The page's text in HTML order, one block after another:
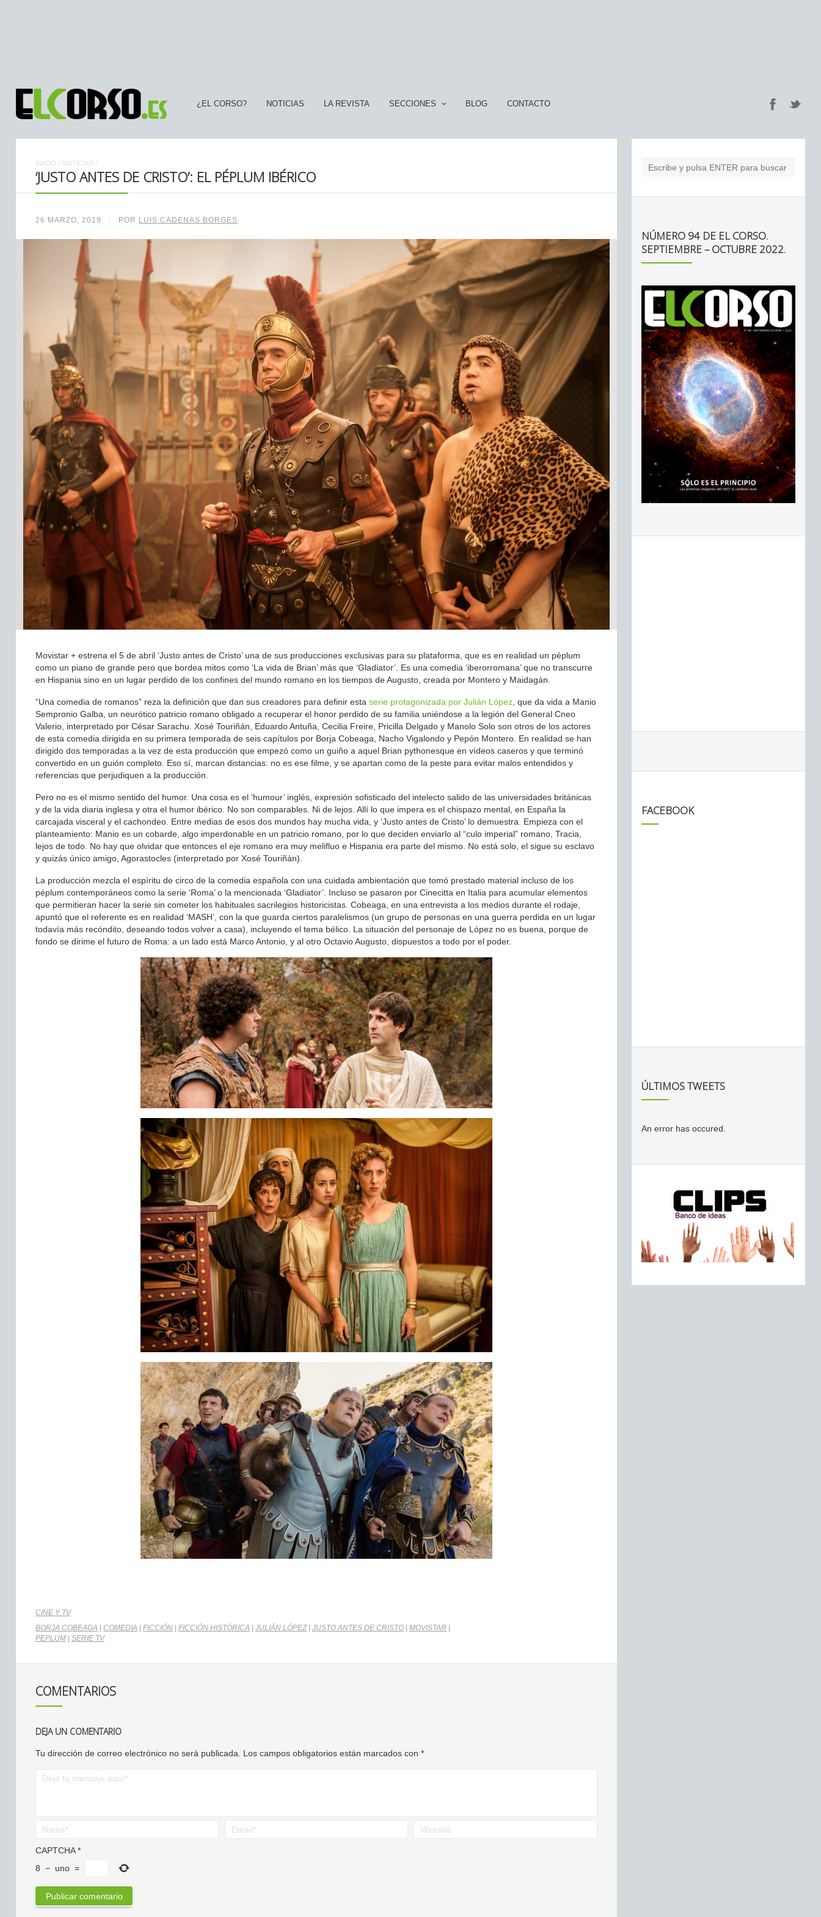
¿EL CORSO? NOTICIAS LA REVISTA SECCIONES BLOG CONTACTO
INICIO / NOTICIAS /
‘JUSTO ANTES DE CRISTO’: EL PÉPLUM IBÉRICO
26 MARZO, 2019 / POR LUIS CADENAS BORGES
Movistar + estrena el 5 de abril ‘Justo antes de Cristo’ una de sus producciones exclusivas para su plataforma, que es en realidad un péplum
como un piano de grande pero que bordea mitos como ‘La vida de Brian’ más que ‘Gladiator’. Es una comedia ‘iberorromana’ que no transcurre
en Hispania sino en un lugar perdido de los confines del mundo romano en los tiempos de Augusto, creada por Montero y Maidagán.
“Una comedia de romanos” reza la definición que dan sus creadores para definir esta serie protagonizada por Julián López , que da vida a Manio
Sempronio Galba, un neurótico patricio romano obligado a recuperar el honor perdido de su familia uniéndose a la legión del General Cneo
Valerio, interpretado por César Sarachu. Xosé Touriñán, Eduardo Antuña, Cecilia Freire, Pricilla Delgado y Manolo Solo son otros de los actores
de esta comedia dirigida en su primera temporada de seis capítulos por Borja Cobeaga, Nacho Vigalondo y Pepón Montero. En realidad se han
dirigido dos temporadas a la vez de esta producción que empezó como un guiño a aquel Brian pythonesque en vídeos caseros y que terminó
convertido en un guión completo. Eso sí, marcan distancias: no es ese filme, y se apartan como de la peste para evitar malos entendidos y
referencias que perjudiquen a la producción.
Pero no es el mismo sentido del humor. Una cosa es el ‘humour’ inglés, expresión sofisticado del intelecto salido de las universidades británicas
y de la vida diaria inglesa y otra el humor ibérico. No son comparables. Ni de lejos. Allí lo que impera es el chispazo mental, en España la
carcajada visceral y el cachondeo. Entre medias de esos dos mundos hay mucha vida, y ‘Justo antes de Cristo’ lo demuestra. Empieza con el
planteamiento: Manio es un cobarde, algo imperdonable en un patricio romano, por lo que deciden enviarlo al “culo imperial” romano, Tracia,
lejos de todo. No hay que olvidar que entonces el eje romano era muy melifluo e Hispania era parte del mismo. No está solo, el sigue su esclavo
y quizás único amigo, Agorastocles (interpretado por Xosé Touriñán).
La producción mezcla el espíritu de circo de la comedia española con una cuidada ambientación que tomó prestado material incluso de los
péplum contemporáneos como la serie ‘Roma’ o la mencionada ‘Gladiator’. Incluso se pasaron por Cinecitta en Italia para acumular elementos
que permitieran hacer la serie sin cometer los habituales sacrilegios historicistas. Cobeaga, en una entrevista a los medios durante el rodaje,
apuntó que el referente es en realidad ‘MASH’, con la que guarda ciertos paralelismos (un grupo de personas en una guerra perdida en un lugar
todavía más recóndito, deseando todos volver a casa), incluyendo el tema bélico. La situación del personaje de López no es buena, porque de
fondo se dirime el futuro de Roma: a un lado está Marco Antonio, y al otro Octavio Augusto, dispuestos a todo por el poder.
CINE Y TV
BORJA COBEAGA
COMEDIA FICCIÓN FICCIÓN HISTÓRICA JULIÁN LÓPEZ| JUSTO ANTES DE CRISTO MOVISTAR
PEPLUM
SERIE TV
COMENTARIOS
DEJA UN COMENTARIO
Tu dirección de correo electrónico no será publicada. Los campos obligatorios están marcados con *
CAPTCHA*
8 − uno =
NÚMERO 94 DE EL CORSO.
SEPTIEMBRE – OCTUBRE 2022.
FACEBOOK
ÚLTIMOS TWEETS
An error has occured.